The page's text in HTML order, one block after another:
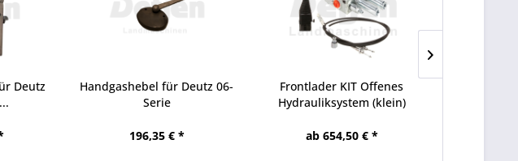
Deutz
Handgashebel für Deutz 06-
Serie
196,35 € *
Frontlader KIT Offenes
Hydrauliksystem (klein)
ab 654,50 € *